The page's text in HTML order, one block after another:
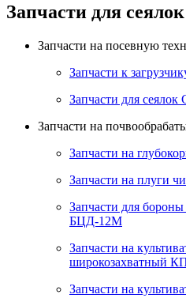
Запчасти для
Запчасти на посевную
Запчасти к
Запчасти для
Запчасти на
Запчасти на
Запчасти на плуги
Запчасти для
БЦД-12М
Запчасти на
широкозахватный
Запчасти на